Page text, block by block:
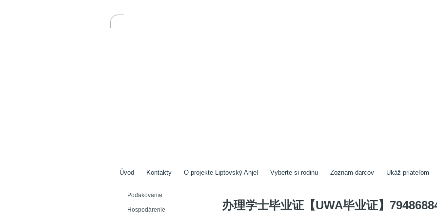
Úvod Kontakty O projekte Liptovský Anjel Vyberte si rodinu Zoznam darcov Ukáž priateľom
Poďakovanie
Hospodárenie 办理学士毕业证【UWA毕业证】